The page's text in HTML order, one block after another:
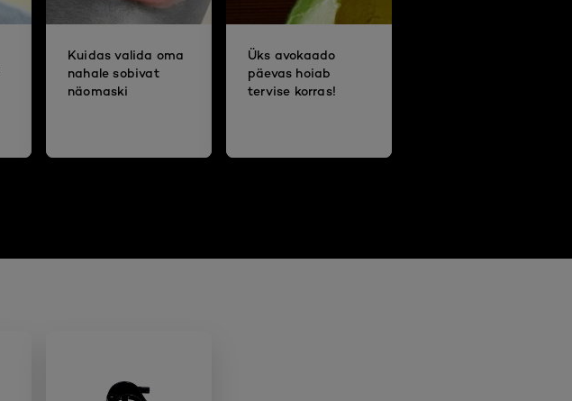
Kuidas valida oma
nahale sobivat
näomaski
Üks avokaado
päevas hoiab
tervise korras!